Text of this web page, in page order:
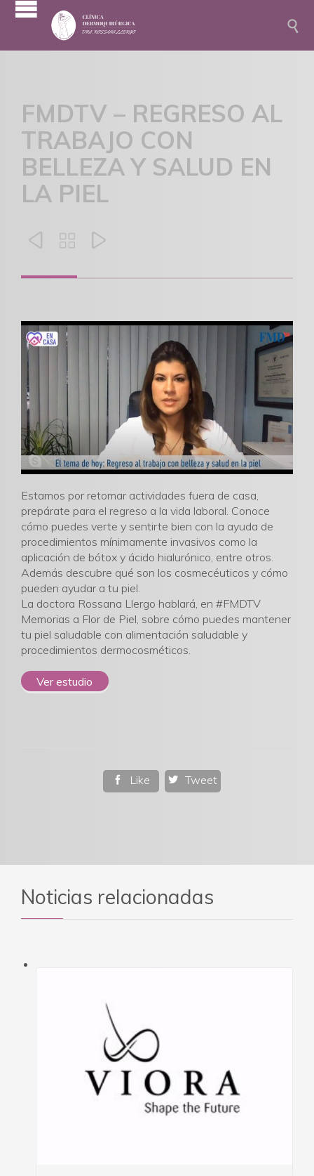

FMDTV – REGRESO AL
TRABAJO CON
BELLEZA Y SALUD EN
LA PIEL
  
Estamos por retomar actividades fuera de casa,
prepárate para el regreso a la vida laboral. Conoce
cómo puedes verte y sentirte bien con la ayuda de
procedimientos mínimamente invasivos como la
aplicación de bótox y ácido hialurónico, entre otros.
Además descubre qué son los cosmecéuticos y cómo
pueden ayudar a tu piel.
La doctora Rossana Llergo hablará, en #FMDTV
Memorias a Flor de Piel, sobre cómo puedes mantener
tu piel saludable con alimentación saludable y
procedimientos dermocosméticos.
Ver estudio
 Like  Tweet
Noticias relacionadas